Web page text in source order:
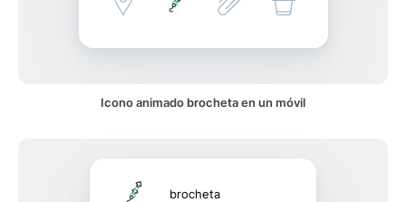
Icono animado brocheta en un móvil
brocheta